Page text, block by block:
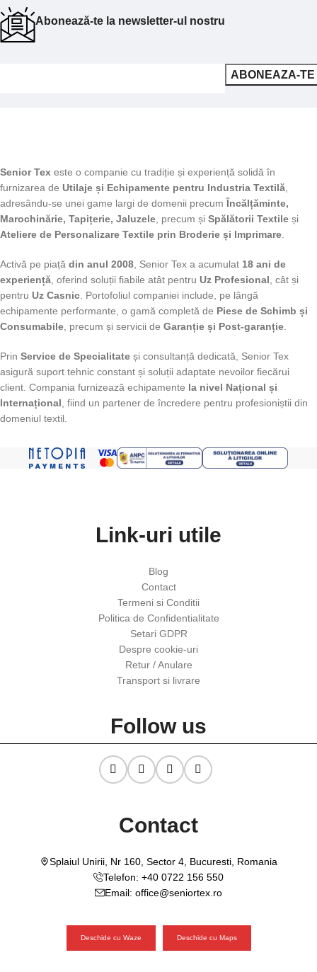
Abonează-te la newsletter-ul nostru
Senior Tex este o companie cu tradiție și experiență solidă în
furnizarea de Utilaje și Echipamente pentru Industria Textilă
adresându-se unei game largi de domenii precum Încălțăminte,
Marochinărie, Tapițerie, Jaluzele , precum și Spălătorii Textile și
Ateliere de Personalizare Textile prin Broderie și Imprimare
Activă pe piață din anul 2008 , Senior Tex a acumulat 18 ani de
experiență , oferind soluții fiabile atât pentru Uz Profesional , cât și
pentru Uz Casnic . Portofoliul companiei include, pe lângă
echipamente performante, o gamă completă de Piese de Schimb și
Consumabile , precum și servicii de Garanție și Post-garanție
Prin Service de Specialitate și consultanță dedicată, Senior Tex
asigură suport tehnic constant și soluții adaptate nevoilor fiecărui
client. Compania furnizează echipamente la nivel Național și
Internațional , fiind un partener de încredere pentru profesioniștii din
domeniul textil.
Link-uri utile
Blog
Contact
Termeni si Conditii
Politica de Confidentialitate
Setari GDPR
Despre cookie-uri
Retur / Anulare
Transport si livrare
Follow us
Contact
Splaiul Unirii, Nr 160, Sector 4, Bucuresti, Romania
Telefon: +40 0722 156 550
Email: office@seniortex.ro
Deschide cu Waze Deschide cu Maps